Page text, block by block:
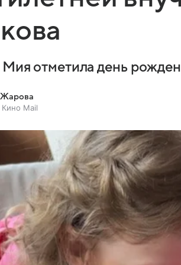
Мия отметила день
Mail